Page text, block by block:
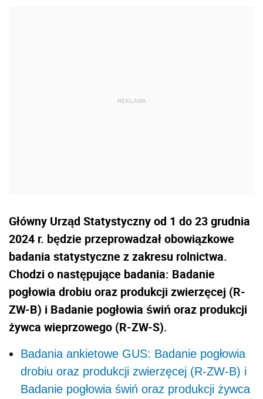
Główny Urząd Statystyczny od 1 do 23 grudnia
2024 r. będzie przeprowadzał obowiązkowe
badania statystyczne z zakresu rolnictwa.
Chodzi o następujące badania: Badanie
pogłowia drobiu oraz produkcji zwierzęcej (R-
ZW-B) i Badanie pogłowia świń oraz produkcji
żywca wieprzowego (R-ZW-S).
Badania ankietowe GUS: Badanie pogłowia
drobiu oraz produkcji zwierzęcej (R-ZW-B) i
Badanie pogłowia świń oraz produkcji żywca